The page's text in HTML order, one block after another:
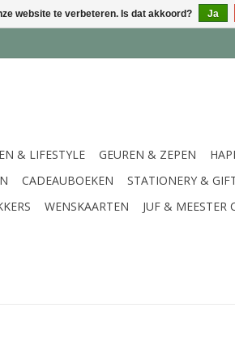
& LIFESTYLE GEUREN & ZEPEN
CADEAUBOEKEN STATIONERY &
WENSKAARTEN JUF & MEESTER
website te verbeteren. Is dat akkoord? Ja